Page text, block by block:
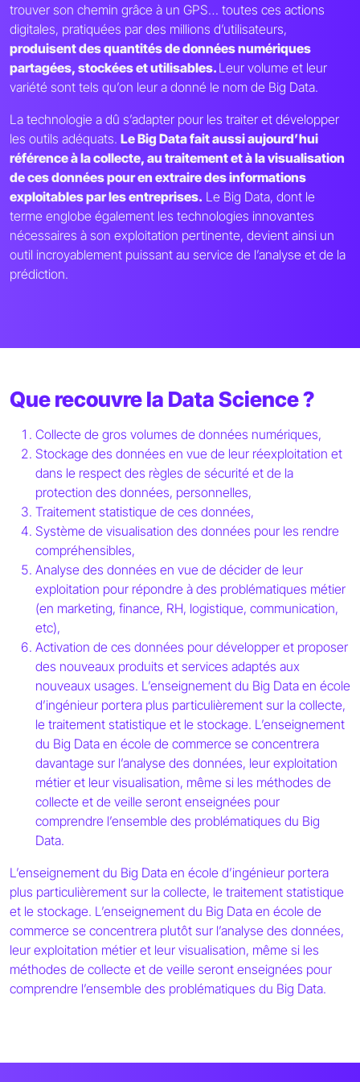
trouver son chemin grâce à un GPS… toutes ces actions
digitales, pratiquées par des millions d’utilisateurs,
produisent des quantités de données numériques
partagées, stockées et utilisables. Leur volume et leur
variété sont tels qu’on leur a donné le nom de Big Data.
La technologie a dû s’adapter pour les traiter et développer
les outils adéquats. Le Big Data fait aussi aujourd’hui
référence à la collecte, au traitement et à la visualisation
de ces données pour en extraire des informations
exploitables par les entreprises. Le Big Data, dont le
terme englobe également les technologies innovantes
nécessaires à son exploitation pertinente, devient ainsi un
outil incroyablement puissant au service de l’analyse et de la
prédiction.
Que recouvre la Data Science ?
Collecte de gros volumes de données numériques,
Stockage des données en vue de leur réexploitation et
dans le respect des règles de sécurité et de la
protection des données, personnelles,
Traitement statistique de ces données,
Système de visualisation des données pour les rendre
compréhensibles,
Analyse des données en vue de décider de leur
exploitation pour répondre à des problématiques métier
(en marketing, finance, RH, logistique, communication,
etc),
Activation de ces données pour développer et proposer
des nouveaux produits et services adaptés aux
nouveaux usages. L’enseignement du Big Data en école
d’ingénieur portera plus particulièrement sur la collecte,
le traitement statistique et le stockage. L’enseignement
du Big Data en école de commerce se concentrera
davantage sur l’analyse des données, leur exploitation
métier et leur visualisation, même si les méthodes de
collecte et de veille seront enseignées pour
comprendre l’ensemble des problématiques du Big
Data.
L’enseignement du Big Data en école d’ingénieur portera
plus particulièrement sur la collecte, le traitement statistique
et le stockage. L’enseignement du Big Data en école de
commerce se concentrera plutôt sur l’analyse des données,
leur exploitation métier et leur visualisation, même si les
méthodes de collecte et de veille seront enseignées pour
comprendre l’ensemble des problématiques du Big Data.